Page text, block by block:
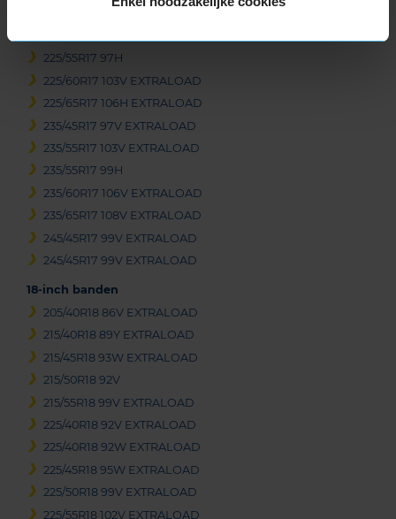
225/55R17 97H
225/60R17 103V EXTRALOAD
225/65R17 106H EXTRALOAD
235/45R17 97V EXTRALOAD
235/55R17 103V EXTRALOAD
235/55R17 99H
235/60R17 106V EXTRALOAD
235/65R17 108V EXTRALOAD
245/45R17 99V EXTRALOAD
245/45R17 99V EXTRALOAD
18-inch banden
205/40R18 86V EXTRALOAD
215/40R18 89Y EXTRALOAD
215/45R18 93W EXTRALOAD
215/50R18 92V
215/55R18 99V EXTRALOAD
225/40R18 92V EXTRALOAD
225/40R18 92W EXTRALOAD
225/45R18 95W EXTRALOAD
225/50R18 99V EXTRALOAD
225/55R18 102V EXTRALOAD